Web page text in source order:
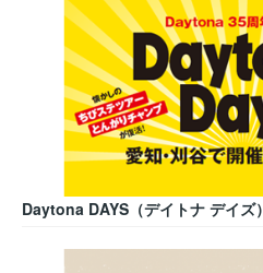
Daytona DAYS（デイトナ デイズ）